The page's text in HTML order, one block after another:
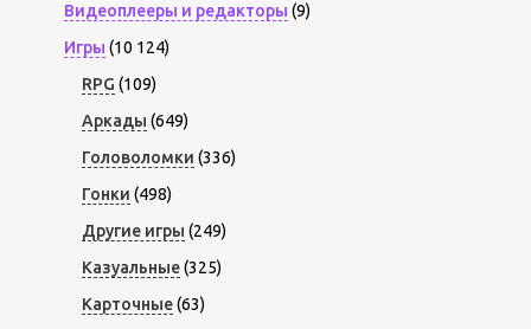
Видеоплееры и редакторы (9)
Игры (10 124)
RPG (109)
Аркады (649)
Головоломки (336)
Гонки (498)
Другие игры (249)
Казуальные(325)
Карточные(63)